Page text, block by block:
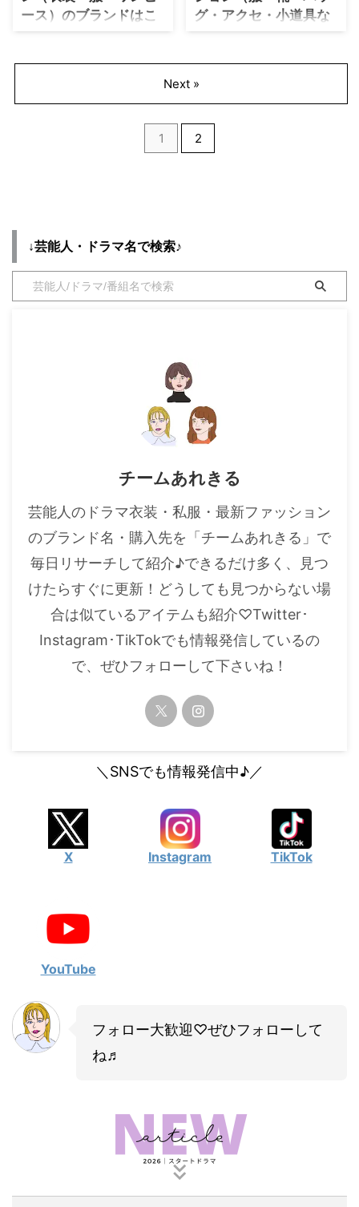
ZIP! 日テレ (@ZIP_TV) October
26, 202 ...
ース）のブランドはこ
ちら♪
アクセサリー 靴 腕時計 小道具 な
てます♪ ぜひブックマークしてチ
ェックして下さいね♪ この
さおり)さんプロフィール♪ 誕生
グ・アクセ・小道具な
ど）ブランド紹介♪
ョン・衣装（服・靴・バッグ・ア
クセサリー・腕時計・メガネな
ンドを随時チェックして更新して
ます！！(*^^*) わたなべ麻衣 さ
1 2
Next »
↓芸能人・ドラマ名で検索♪
チームあれきる
芸能人のドラマ衣装・私服・最新ファッション
のブランド名・購入先を「チームあれきる」で
毎日リサーチして紹介♪できるだけ多く、見つ
けたらすぐに更新！どうしても見つからない場
合は似ているアイテムも紹介♡Twitter･
Instagram･TikTokでも情報発信しているの
で、ぜひフォローして下さいね！
＼SNSでも情報発信中♪／
X Instagram TikTok
YouTube
フォロー大歓迎♡ぜひフォローして
ね♬